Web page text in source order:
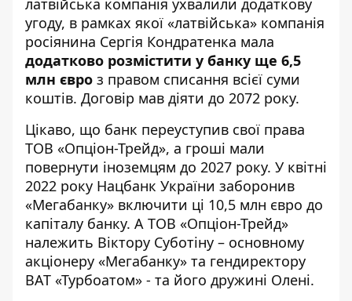
латвійська компанія ухвалили додаткову
угоду, в рамках якої «латвійська» компанія
росіянина Сергія Кондратенка мала
додатково розмістити у банку ще 6,5
млн євро з правом списання всієї суми
коштів. Договір мав діяти до 2072 року.
Цікаво, що банк переуступив свої права
ТОВ «Опціон-Трейд», а гроші мали
повернути іноземцям до 2027 року. У квітні
2022 року Нацбанк України заборонив
«Мегабанку» включити ці 10,5 млн євро до
капіталу банку. А ТОВ «Опціон-Трейд»
належить Віктору Суботіну – основному
акціонеру «Мегабанку» та гендиректору
ВАТ «Турбоатом» - та його дружині Олені.